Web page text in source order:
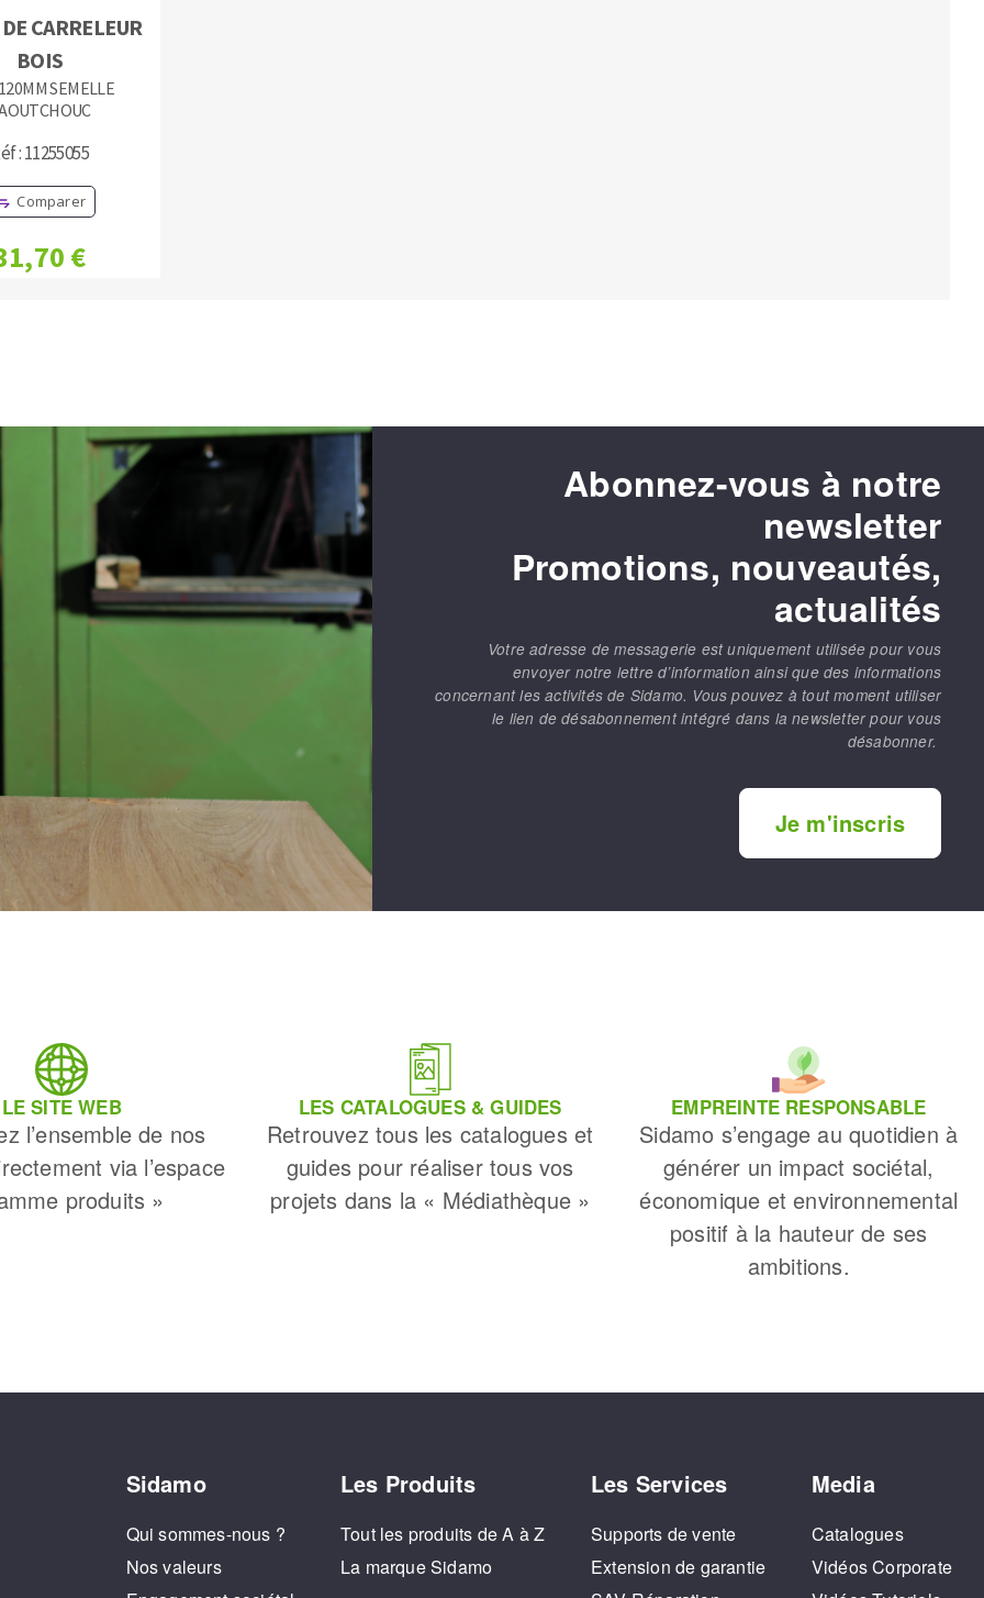
CARRELEUR
BOIS
SEMELLE
: 11255055
Comparer
€
Abonnez-vous à notre
newsletter
Promotions, nouveautés,
actualités
Votre adresse de messagerie est uniquement utilisée pour vous
envoyer notre lettre d’information ainsi que des informations
concernant les activités de Sidamo. Vous pouvez à tout moment utiliser
le lien de désabonnement intégré dans la newsletter pour vous
désabonner.
Je m'inscris
LE SITE WEB
l’ensemble de nos
via l’espace
produits »
LES CATALOGUES & GUIDES
Retrouvez tous les catalogues et
guides pour réaliser tous vos
projets dans la « Médiathèque »
EMPREINTE RESPONSABLE
Sidamo s’engage au quotidien à
générer un impact sociétal,
économique et environnemental
positif à la hauteur de ses
ambitions.
Sidamo
Qui sommes-nous ?
Nos valeurs
Les Produits
Tout les produits de A à Z
La marque Sidamo
Les Services
Supports de vente
Extension de garantie
Media
Catalogues
Vidéos Corporate